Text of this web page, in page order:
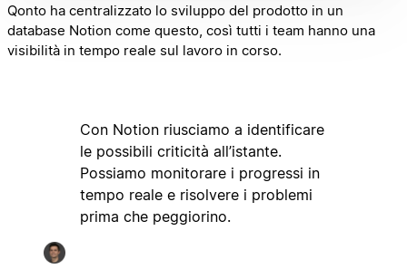
Qonto ha centralizzato lo sviluppo del prodotto in un
database Notion come questo, così tutti i team hanno una
visibilità in tempo reale sul lavoro in corso.
Con Notion riusciamo a identificare
le possibili criticità all’istante.
Possiamo monitorare i progressi in
tempo reale e risolvere i problemi
prima che peggiorino.